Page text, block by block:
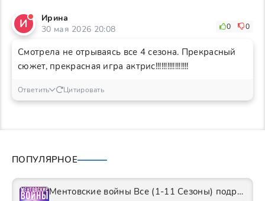
И
Ирина
30 мая 2026 20:08
0 0
Смотрела не отрываясь все 4 сезона. Прекрасный
сюжет, прекрасная игра актрис!!!!!!!!!!!!!!!!!
Ответить Цитировать
ПОПУЛЯРНОЕ
Ментовские войны Все (1-11 Сезоны) подряд Сериал